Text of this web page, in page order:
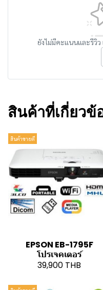
ยังไม่มีคะแนนและรีวิ
สินค้าที่เกี่ยวข้
สินค้าขายดี
EPSON EB-1795F
โปรเจคเตอร์
39,900 THB